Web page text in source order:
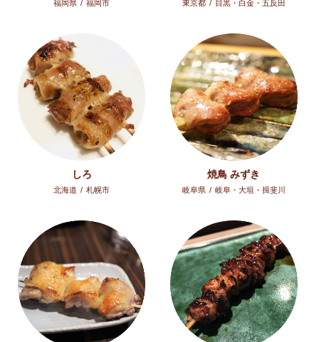
福岡県 / 福岡市 東京都 / 目黒・白金・五反田
しろ
北海道 / 札幌市
焼鳥 みずき
岐阜県 / 岐阜・大垣・揖斐川